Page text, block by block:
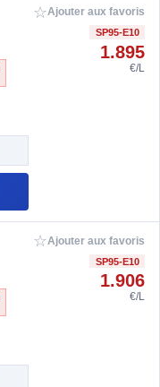
☆Ajouter aux favoris
SP95-E10
1.895
€/L
☆Ajouter aux favoris
SP95-E10
1.906
€/L